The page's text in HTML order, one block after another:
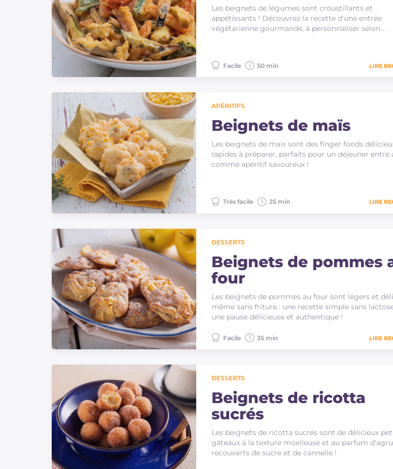
Les beignets de légumes sont croustillants et
appétissants ! Découvrez la recette d'une entrée
végétarienne gourmande, à personnaliser selon…
Facile 50 min LIRE
APÉRITIFS
Beignets de maïs
Les beignets de maïs sont des finger foods
rapides à préparer, parfaits pour un déjeuner entre
comme apéritif savoureux !
Très facile 25 min LIRE
DESSERTS
Beignets de pommes
four
Les beignets de pommes au four sont légers et
même sans friture : une recette simple sans
une pause délicieuse et authentique !
Facile 35 min LIRE
DESSERTS
Beignets de ricotta
sucrés
Les beignets de ricotta sucrés sont de délicieux
gâteaux à la texture moelleuse et au parfum
recouverts de sucre et de cannelle !